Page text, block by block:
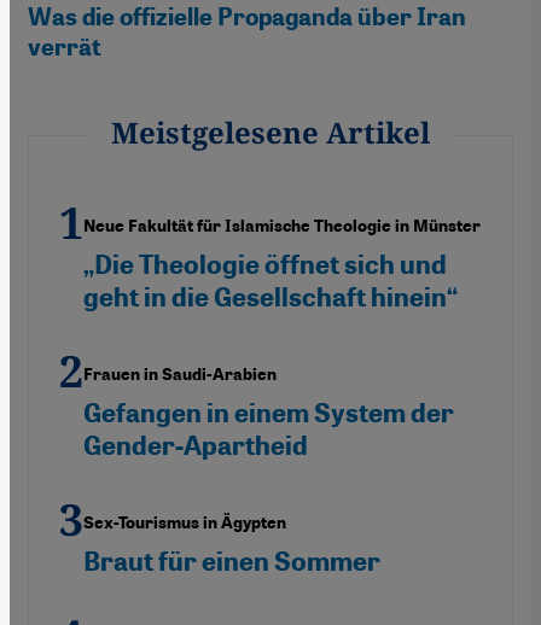
Was die offizielle Propaganda über Iran
verrät
Meistgelesene Artikel
Neue Fakultät für Islamische Theologie in Münster
„Die Theologie öffnet sich und
geht in die Gesellschaft hinein“
Frauen in Saudi-Arabien
Gefangen in einem System der
Gender-Apartheid
Sex-Tourismus in Ägypten
Braut für einen Sommer